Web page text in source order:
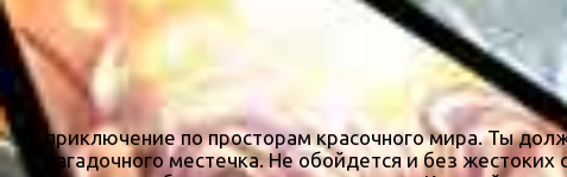
приключение по просторам красочного мира. Ты
загадочного местечка. Не обойдется и без